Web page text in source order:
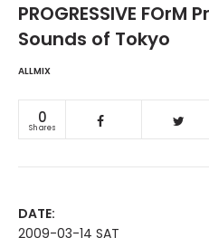
PROGRESSIVE FOrM
Sounds of Tokyo
ALLMIX
0
Shares
DATE:
2009-03-14 SAT